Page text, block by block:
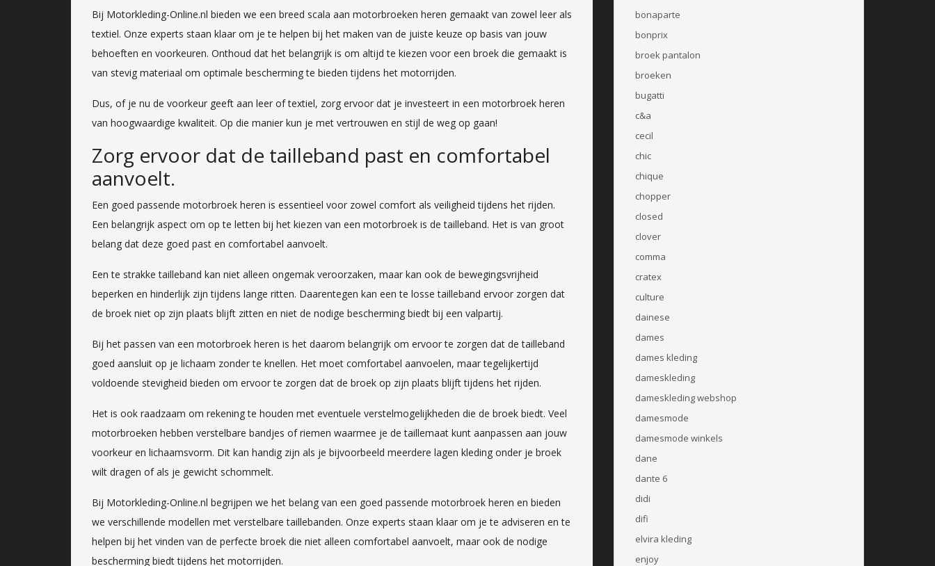
Bij Motorkleding-Online.nl bieden we een breed scala aan motorbroeken heren gemaakt van zowel leer als
textiel. Onze experts staan klaar om je te helpen bij het maken van de juiste keuze op basis van jouw
behoeften en voorkeuren. Onthoud dat het belangrijk is om altijd te kiezen voor een broek die gemaakt is
van stevig materiaal om optimale bescherming te bieden tijdens het motorrijden.
Dus, of je nu de voorkeur geeft aan leer of textiel, zorg ervoor dat je investeert in een motorbroek heren
van hoogwaardige kwaliteit. Op die manier kun je met vertrouwen en stijl de weg op gaan!
Zorg ervoor dat de tailleband past en comfortabel
aanvoelt.
Een goed passende motorbroek heren is essentieel voor zowel comfort als veiligheid tijdens het rijden.
Een belangrijk aspect om op te letten bij het kiezen van een motorbroek is de tailleband. Het is van groot
belang dat deze goed past en comfortabel aanvoelt.
Een te strakke tailleband kan niet alleen ongemak veroorzaken, maar kan ook de bewegingsvrijheid
beperken en hinderlijk zijn tijdens lange ritten. Daarentegen kan een te losse tailleband ervoor zorgen dat
de broek niet op zijn plaats blijft zitten en niet de nodige bescherming biedt bij een valpartij.
Bij het passen van een motorbroek heren is het daarom belangrijk om ervoor te zorgen dat de tailleband
goed aansluit op je lichaam zonder te knellen. Het moet comfortabel aanvoelen, maar tegelijkertijd
voldoende stevigheid bieden om ervoor te zorgen dat de broek op zijn plaats blijft tijdens het rijden.
Het is ook raadzaam om rekening te houden met eventuele verstelmogelijkheden die de broek biedt. Veel
motorbroeken hebben verstelbare bandjes of riemen waarmee je de taillemaat kunt aanpassen aan jouw
voorkeur en lichaamsvorm. Dit kan handig zijn als je bijvoorbeeld meerdere lagen kleding onder je broek
wilt dragen of als je gewicht schommelt.
Bij Motorkleding-Online.nl begrijpen we het belang van een goed passende motorbroek heren en bieden
we verschillende modellen met verstelbare taillebanden. Onze experts staan klaar om je te adviseren en te
helpen bij het vinden van de perfecte broek die niet alleen comfortabel aanvoelt, maar ook de nodige
bescherming biedt tijdens het motorrijden.
bonaparte
bonprix
broek pantalon
broeken
bugatti
c&a
cecil
chic
chique
chopper
closed
clover
comma
cratex
culture
dainese
dames
dames kleding
dameskleding
dameskleding webshop
damesmode
damesmode winkels
dane
dante 6
didi
difi
elvira kleding
enjoy